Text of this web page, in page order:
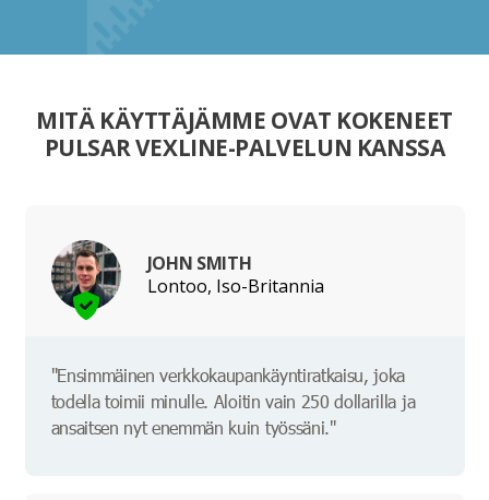
MITÄ KÄYTTÄJÄMME OVAT KOKENEET
PULSAR VEXLINE-PALVELUN KANSSA
JOHN SMITH
Lontoo, Iso-Britannia
"Ensimmäinen verkkokaupankäyntiratkaisu, joka
todella toimii minulle. Aloitin vain 250 dollarilla ja
ansaitsen nyt enemmän kuin työssäni."